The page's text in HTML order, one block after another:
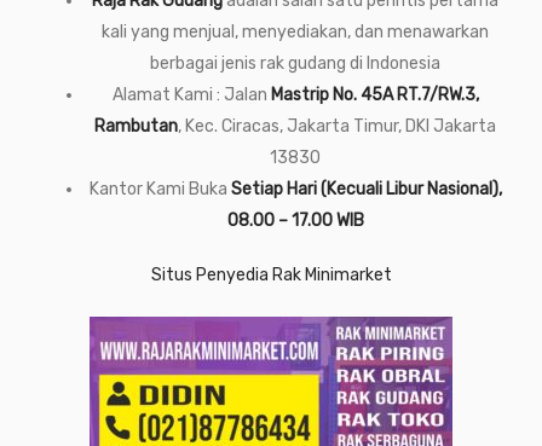
kali yang menjual, menyediakan, dan menawarkan
berbagai jenis rak gudang di Indonesia
Alamat Kami : Jalan Mastrip No. 45A RT.7/RW.3,
Rambutan, Kec. Ciracas, Jakarta Timur, DKI Jakarta
13830
Kantor Kami Buka Setiap Hari (Kecuali Libur Nasional),
08.00 – 17.00 WIB
Situs Penyedia Rak Minimarket